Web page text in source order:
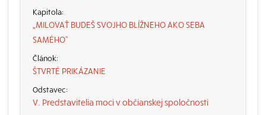
„MILOVAŤ BUDEŠ SVOJHO BLÍŽNEHO AKO SEBA
SAMÉHO“
ŠTVRTÉ PRIKÁZANIE
V. Predstavitelia moci v občianskej spoločnosti